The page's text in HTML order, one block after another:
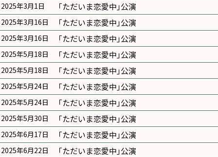
2025年3月1日 ｢ただいま恋愛中｣公演
2025年3月16日 ｢ただいま恋愛中｣公演
2025年3月16日 ｢ただいま恋愛中｣公演
2025年5月18日 ｢ただいま恋愛中｣公演
2025年5月18日 ｢ただいま恋愛中｣公演
2025年5月24日 ｢ただいま恋愛中｣公演
2025年5月24日 ｢ただいま恋愛中｣公演
2025年5月30日 ｢ただいま恋愛中｣公演
2025年6月17日 ｢ただいま恋愛中｣公演
2025年6月22日 ｢ただいま恋愛中｣公演